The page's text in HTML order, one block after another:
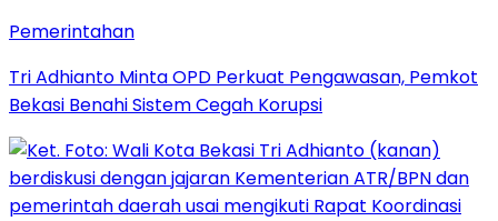
Pemerintahan
Tri Adhianto Minta OPD Perkuat Pengawasan, Pemkot
Bekasi Benahi Sistem Cegah Korupsi